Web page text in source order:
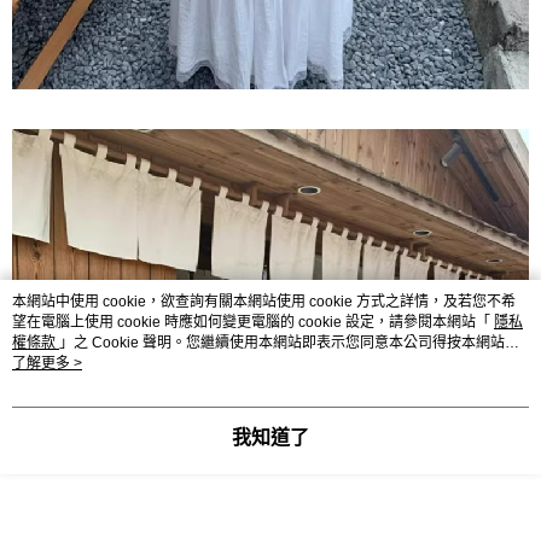
本網站中使用 cookie，欲查詢有關本網站使用 cookie 方式之詳情，及若您不希
望在電腦上使用 cookie 時應如何變更電腦的 cookie 設定，請參閱本網站「 隱私
權條款 」之 Cookie 聲明。您繼續使用本網站即表示您同意本公司得按本網站使
用條款之 Cookie 聲明使用 cookie。
了解更多 >
我知道了